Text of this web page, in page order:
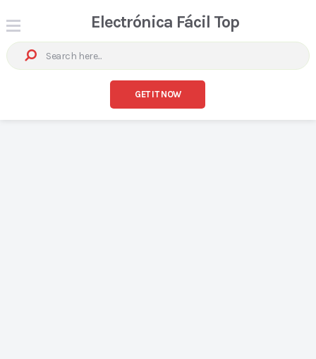
Electrónica Fácil Top
GET IT NOW